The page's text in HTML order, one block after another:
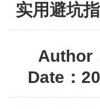
实用避坑
Author
Date：